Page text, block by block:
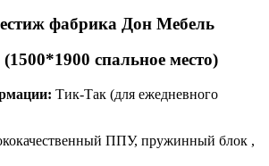
фабрика Дон Мебель
спальное место)
Тик-Так (для ежедневного
ППУ, пружинный блок ,